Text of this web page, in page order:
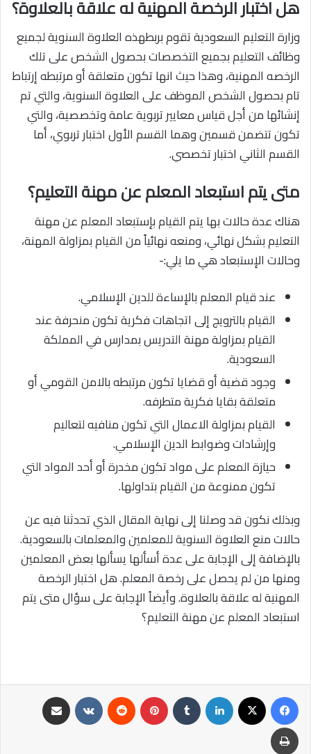
هل اختبار الرخصة المهنية له علاقة بالعلاوة؟
وزارة التعليم السعودية تقوم بربطهذه العلاوة السنوية لجميع
وظائف التعليم بجميع التخصصات بحصول الشخص على تلك
الرخصه المهنية، وهذا حيث انها تكون متعلقة أو مرتبطه إرتباط
تام بحصول الشخص الموظف على العلاوة السنوية، والتي تم
إنشائها من أجل قياس معايير تربوية عامة وتخصصية، والتي
تكون تتضمن قسمين وهما القسم الأول اختبار تربوي، أما
القسم الثاني اختبار تخصصي.
متى يتم استبعاد المعلم عن مهنة التعليم؟
هناك عدة حالات بها يتم القيام بإستبعاد المعلم عن مهنة
التعليم بشكل نهائي، ومنعه نهائياً من القيام بمزاولة المهنة،
وحالات الإستبعاد هي ما يلي:-
عند قيام المعلم بالإساءة للدين الإسلامي.
القيام بالترويج إلى اتجاهات فكرية تكون منحرفة عند
القيام بمزاولة مهنة التدريس بمدارس في المملكة
السعودية.
وجود قضية أو قضايا تكون مرتبطه بالامن القومي أو
متعلقة بقايا فكرية متطرفه.
القيام بمزاولة الاعمال التي تكون منافيه لتعاليم
وإرشادات وضوابط الدين الإسلامي.
حيازة المعلم على مواد تكون مخدرة أو أحد المواد التي
تكون ممنوعة من القيام بتداولها.
وبذلك نكون قد وصلنا إلى نهاية المقال الذي تحدثنا فيه عن
حالات منع العلاوة السنوية للمعلمين والمعلمات بالسعودية.
بالإضافة إلى الإجابة على عدة أسألها يسألها بعض المعلمين
ومنها من لم يحصل على رخصة المعلم. هل اختبار الرخصة
المهنية له علاقة بالعلاوة. وأيضاً الإجابة على سؤال متى يتم
استبعاد المعلم عن مهنة التعليم؟